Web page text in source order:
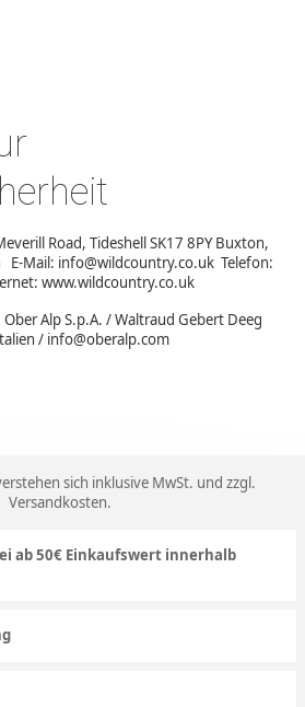
Road, Tideshell SK17 8PY Buxton,
Mail: info@wildcountry.co.uk Telefon:
www.wildcountry.co.uk
Ober Alp S.p.A. / Waltraud Gebert Deeg
/ info@oberalp.com
sich inklusive MwSt. und zzgl.
Versandkosten.
ab 50€ Einkaufswert innerhalb